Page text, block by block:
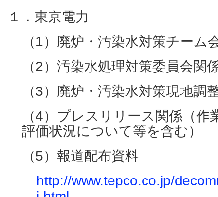
１．東京電力
（1）廃炉・汚染水対策チー
（2）汚染水処理対策委員会関
（3）廃炉・汚染水対策現地調
（4）プレスリリース関係（
評価状況について等を含む）
（5）報道配布資料
http://www.tepco.co.jp/